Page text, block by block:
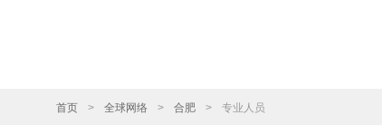
首页 > 全球网络 > 合肥 > 专业人员